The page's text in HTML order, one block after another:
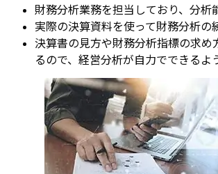
財務分析業務を担当しており、分析
実際の決算資料を使って財務分析の
決算書の見方や財務分析指標の求め
るので、経営分析が自力でできるよ